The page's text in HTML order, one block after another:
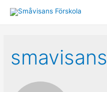
smavisans